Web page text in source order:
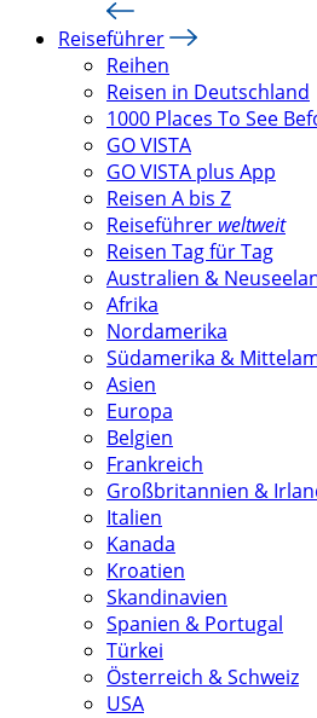
Reiseführer
Reihen
Reisen in Deutschland
1000 Places To See
GO VISTA
GO VISTA plus App
Reisen A bis Z
Reiseführer weltweit
Reisen Tag für Tag
Australien &
Afrika
Nordamerika
Südamerika &
Asien
Europa
Belgien
Frankreich
Großbritannien &
Italien
Kanada
Kroatien
Skandinavien
Spanien & Portugal
Türkei
Österreich & Schweiz
USA